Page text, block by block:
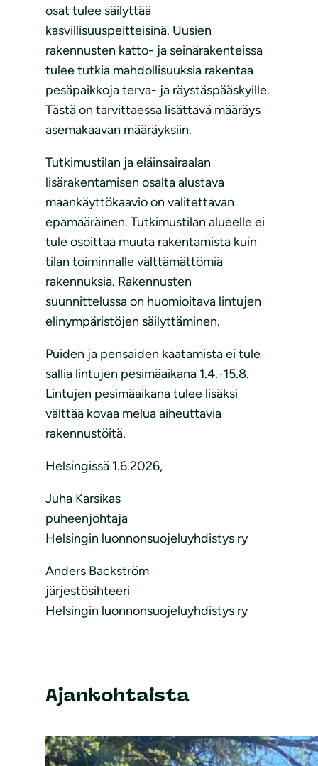
osat tulee säilyttää
kasvillisuuspeitteisinä. Uusien
rakennusten katto- ja seinärakenteissa
tulee tutkia mahdollisuuksia rakentaa
pesäpaikkoja terva- ja räystäspääskyille.
Tästä on tarvittaessa lisättävä määräys
asemakaavan määräyksiin.
Tutkimustilan ja eläinsairaalan
lisärakentamisen osalta alustava
maankäyttökaavio on valitettavan
epämääräinen. Tutkimustilan alueelle ei
tule osoittaa muuta rakentamista kuin
tilan toiminnalle välttämättömiä
rakennuksia. Rakennusten
suunnittelussa on huomioitava lintujen
elinympäristöjen säilyttäminen.
Puiden ja pensaiden kaatamista ei tule
sallia lintujen pesimäaikana 1.4.-15.8.
Lintujen pesimäaikana tulee lisäksi
välttää kovaa melua aiheuttavia
rakennustöitä.
Helsingissä 1.6.2026,
Juha Karsikas
puheenjohtaja
Helsingin luonnonsuojeluyhdistys ry
Anders Backström
järjestösihteeri
Helsingin luonnonsuojeluyhdistys ry
Ajankohtaista